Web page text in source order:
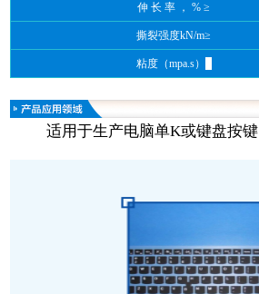
伸 长 率 ， % ≥
撕裂强度kN/m≥
粘度（mpa.s）
适用于生产电脑单K或键盘按键